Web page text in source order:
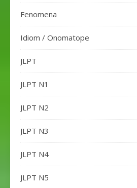
Fenomena
Idiom / Onomatope
JLPT
JLPT N1
JLPT N2
JLPT N3
JLPT N4
JLPT N5